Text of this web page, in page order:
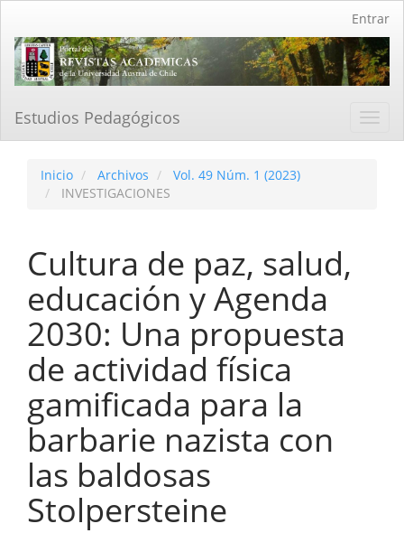
Contenido
principal
Barra
Entrar
Estudios Pedagógicos
Inicio Archivos
Vol. 49 Núm. 1 (2023)
INVESTIGACIONES
Cultura de paz, salud,
educación y Agenda
2030: Una propuesta
de actividad física
gamificada para la
barbarie nazista con
las baldosas
Stolpersteine